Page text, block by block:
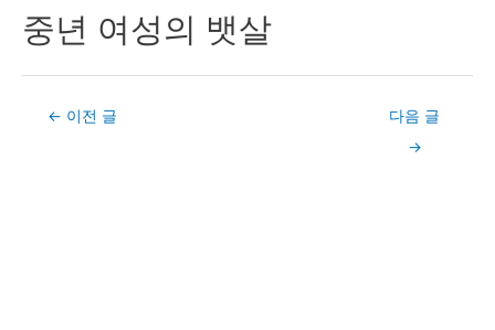
중년 여성의 뱃살
Post← 이전 글
다음 글
→